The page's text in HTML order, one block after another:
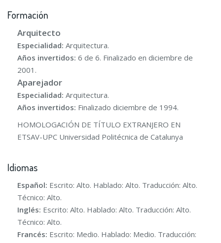
Formación
Arquitecto
Especialidad: Arquitectura.
Años invertidos: 6 de 6. Finalizado en diciembre de
2001.
Aparejador
Especialidad: Arquitectura.
Años invertidos: Finalizado diciembre de 1994.
HOMOLOGACIÓN DE TÍTULO EXTRANJERO EN
ETSAV-UPC Universidad Politécnica de Catalunya
Idiomas
Español: Escrito: Alto. Hablado: Alto. Traducción: Alto.
Técnico: Alto.
Inglés: Escrito: Alto. Hablado: Alto. Traducción: Alto.
Técnico: Alto.
Francés: Escrito: Medio. Hablado: Medio. Traducción: